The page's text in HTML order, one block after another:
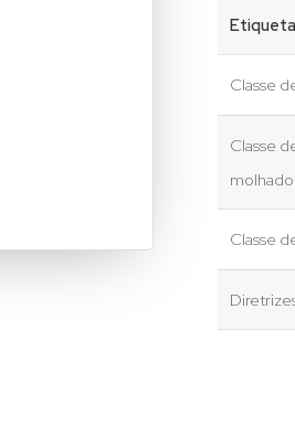
Classe
Classe
molhado
Classe